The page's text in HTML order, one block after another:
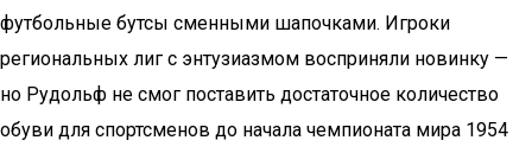
футбольные бутсы сменными шапочками. Игроки
региональных лиг с энтузиазмом восприняли новинку —
но Рудольф не смог поставить достаточное количество
обуви для спортсменов до начала чемпионата мира 1954